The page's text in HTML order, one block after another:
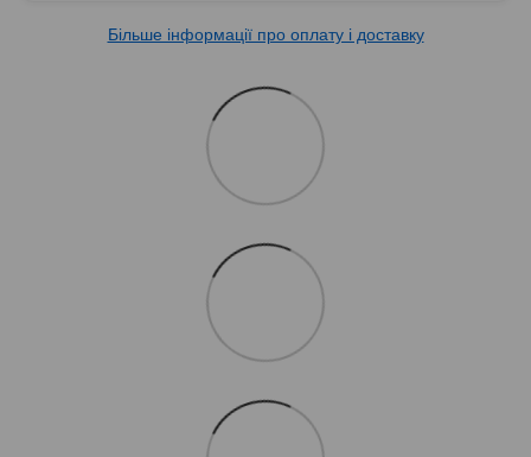
Більше інформації про оплату і доставку